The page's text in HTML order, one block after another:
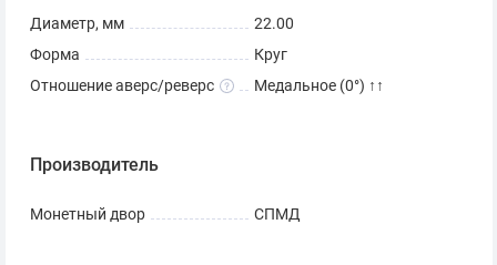
Диаметр, мм
22.00
Форма
Круг
Отношение аверс/реверс
Медальное (0°) ↑↑
Производитель
Монетный двор СПМД